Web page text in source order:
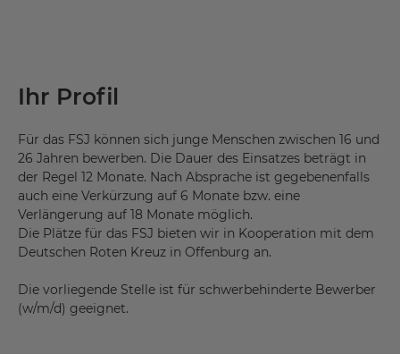
Ihr Profil
Für das FSJ können sich junge Menschen zwischen 16 und
26 Jahren bewerben. Die Dauer des Einsatzes beträgt in
der Regel 12 Monate. Nach Absprache ist gegebenenfalls
auch eine Verkürzung auf 6 Monate bzw. eine
Verlängerung auf 18 Monate möglich.
Die Plätze für das FSJ bieten wir in Kooperation mit dem
Deutschen Roten Kreuz in Offenburg an.
Die vorliegende Stelle ist für schwerbehinderte Bewerber
(w/m/d) geeignet.